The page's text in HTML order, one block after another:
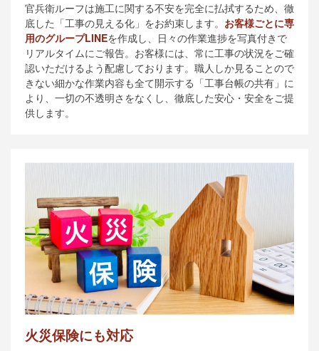
官兵衛ルーフは施工に関する不安を完全に払拭するため、徹
底した「工事の見える化」をお約束します。 お客様ごとに専
用のグループLINEを作成し、日々の作業進捗を写真付きで
リアルタイムにご報告。お客様には、常に工事の状況をご確
認いただけるよう配慮しております。職人しか見ることので
きない細かな作業内容も全て開示する「工事台帳の共有」に
より、一切の不透明さをなくし、徹底した安心・安全をご提
供します。
火災保険にも対応